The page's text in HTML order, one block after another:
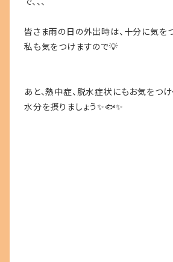
皆さま雨の日の外出時は、十分に気をつ
私も気をつけますので💡
あと、熱中症、脱水症状にもお気をつ
水分を摂りましょう✨🐟✨